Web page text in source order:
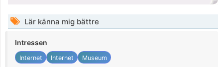
Lär känna mig bättre
Intressen
Internet Internet Museum